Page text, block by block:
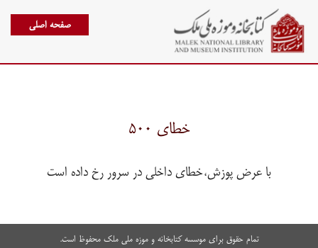
صفحه اصلی
خطای ۵۰۰
با عرض پوزش،خطای داخلی در سرور رخ داده است
تمام حقوق برای موسسه کتابخانه و موزه ملی ملک محفوظ است.